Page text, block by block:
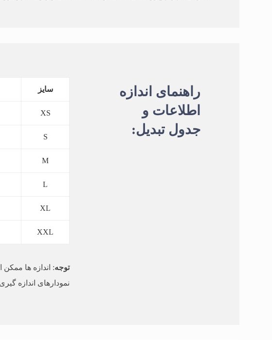
راهنمای اندازه
اطلاعات و
جدول تبدیل:
سایز
XS
S
M
L
XL
XXL
توجه: اندازه ها
نمودارهای اندازه